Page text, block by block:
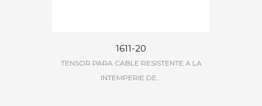
1611-20
TENSOR PARA CABLE RESISTENTE A LA
INTEMPERIE DE...